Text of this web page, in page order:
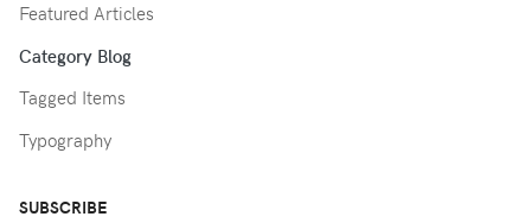
Featured Articles
Category Blog
Tagged Items
Typography
SUBSCRIBE